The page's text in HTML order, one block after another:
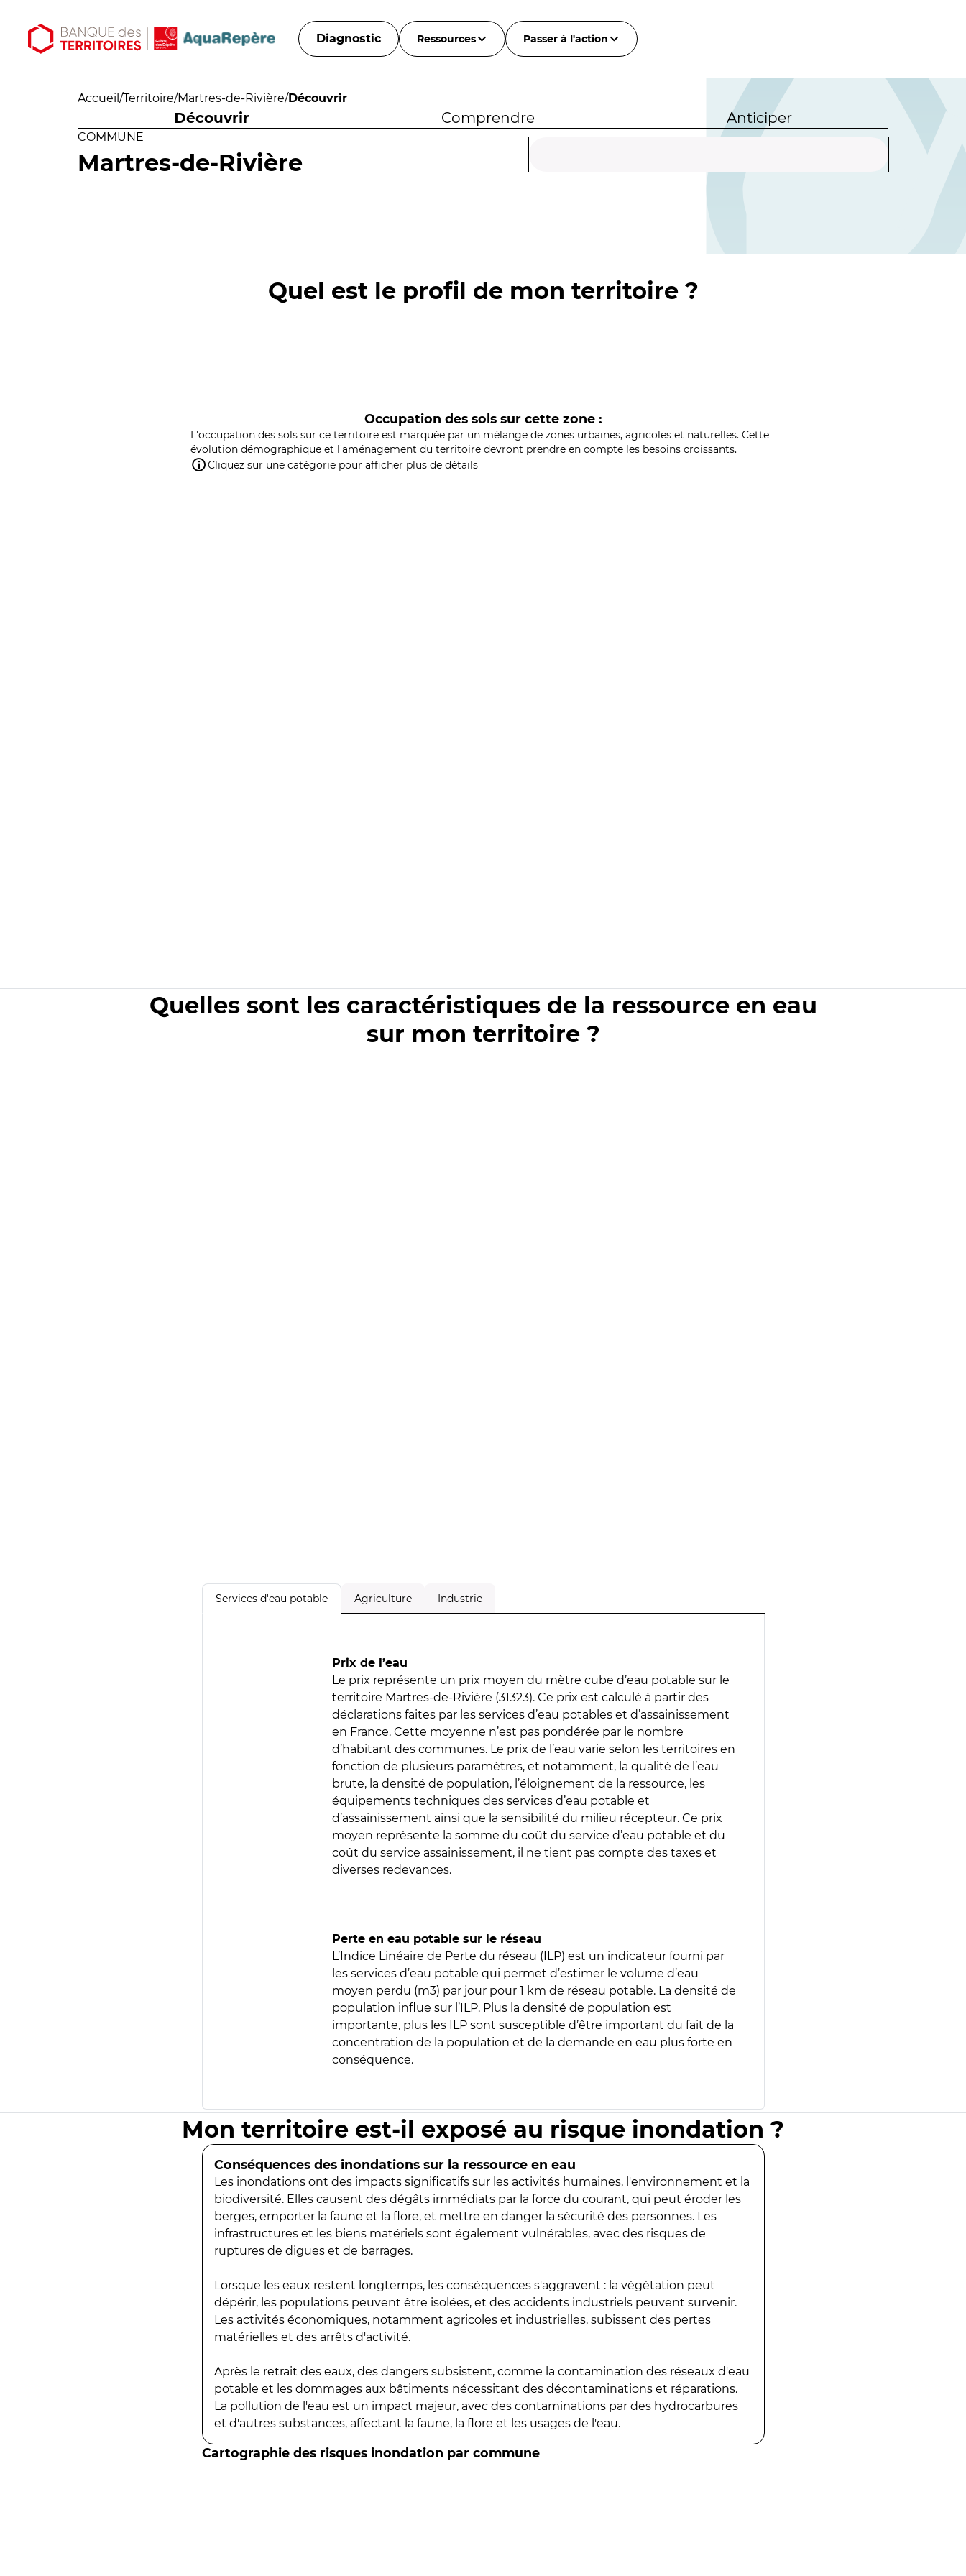
Diagnostic Ressources Passer à l'action
Accueil /Territoire/Martres-de-Rivière/Découvrir
Découvrir Comprendre Anticiper
COMMUNE
Martres-de-Rivière
Quel est le profil de mon territoire ?
Occupation des sols sur cette zone :
L'occupation des sols sur ce territoire est marquée par un mélange de zones urbaines, agricoles et naturelles. Cette
évolution démographique et l'aménagement du territoire devront prendre en compte les besoins croissants.
Cliquez sur une catégorie pour afficher plus de détails
Quelles sont les caractéristiques de la ressource en eau
sur mon territoire ?
Services d'eau potable Agriculture Industrie
Prix de l’eau
Le prix représente un prix moyen du mètre cube d’eau potable sur le
territoire Martres-de-Rivière (31323). Ce prix est calculé à partir des
déclarations faites par les services d’eau potables et d’assainissement
en France. Cette moyenne n’est pas pondérée par le nombre
d’habitant des communes. Le prix de l’eau varie selon les territoires en
fonction de plusieurs paramètres, et notamment, la qualité de l’eau
brute, la densité de population, l’éloignement de la ressource, les
équipements techniques des services d’eau potable et
d’assainissement ainsi que la sensibilité du milieu récepteur. Ce prix
moyen représente la somme du coût du service d’eau potable et du
coût du service assainissement, il ne tient pas compte des taxes et
diverses redevances.
Perte en eau potable sur le réseau
L’Indice Linéaire de Perte du réseau (ILP) est un indicateur fourni par
les services d’eau potable qui permet d’estimer le volume d’eau
moyen perdu (m3) par jour pour 1 km de réseau potable. La densité de
population influe sur l’ILP. Plus la densité de population est
importante, plus les ILP sont susceptible d’être important du fait de la
concentration de la population et de la demande en eau plus forte en
conséquence.
Mon territoire est-il exposé au risque inondation ?
Conséquences des inondations sur la ressource en eau
Les inondations ont des impacts significatifs sur les activités humaines, l'environnement et la
biodiversité. Elles causent des dégâts immédiats par la force du courant, qui peut éroder les
berges, emporter la faune et la flore, et mettre en danger la sécurité des personnes. Les
infrastructures et les biens matériels sont également vulnérables, avec des risques de
ruptures de digues et de barrages.
Lorsque les eaux restent longtemps, les conséquences s'aggravent : la végétation peut
dépérir, les populations peuvent être isolées, et des accidents industriels peuvent survenir.
Les activités économiques, notamment agricoles et industrielles, subissent des pertes
matérielles et des arrêts d'activité.
Après le retrait des eaux, des dangers subsistent, comme la contamination des réseaux d'eau
potable et les dommages aux bâtiments nécessitant des décontaminations et réparations.
La pollution de l'eau est un impact majeur, avec des contaminations par des hydrocarbures
et d'autres substances, affectant la faune, la flore et les usages de l'eau.
Cartographie des risques inondation par commune